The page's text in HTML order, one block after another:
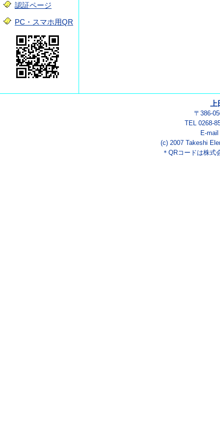
認証ページ
PC・スマホ用QR
〒386-
TEL 0268-
E-mail
(c) 2007 Takeshi
＊QRコードは株式